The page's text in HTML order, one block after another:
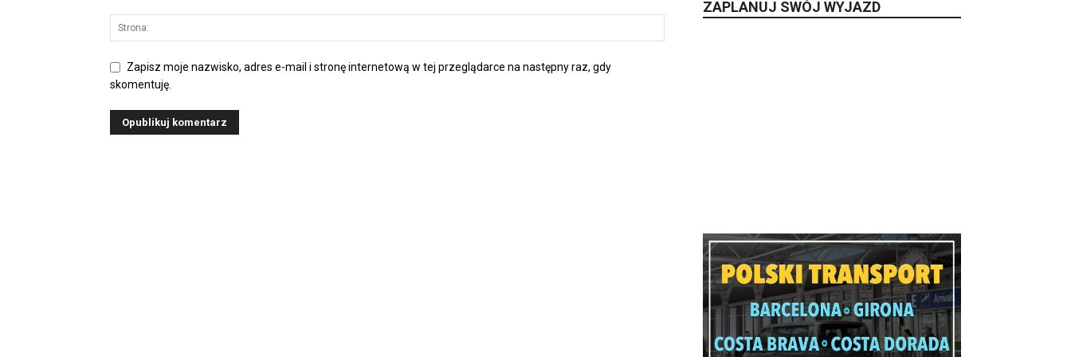
Zapisz moje nazwisko, adres e-mail i stronę internetową w tej przeglądarce na następny raz, gdy
skomentuję.
ZAPLANUJ SWÓJ WYJAZD